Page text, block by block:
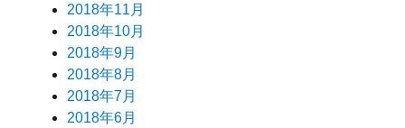
2018年11月
2018年10月
2018年9月
2018年8月
2018年7月
2018年6月